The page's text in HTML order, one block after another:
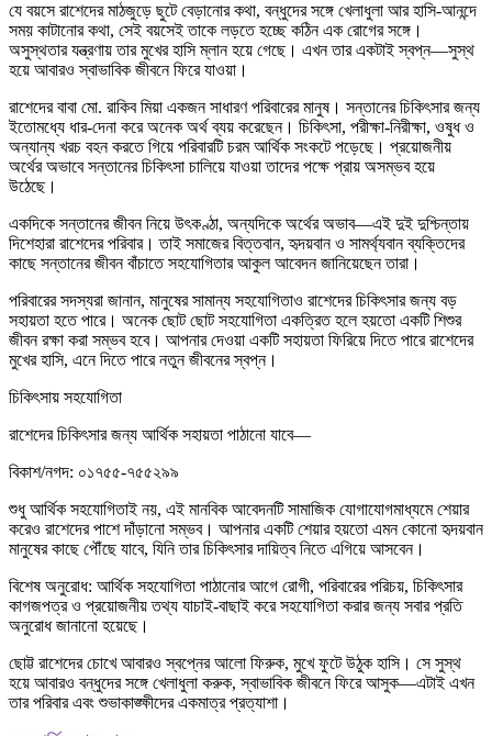
যে বয়সে রাশেদের মাঠজুড়ে ছুটে বেড়ানোর কথা, বন্ধুদের সঙ্গে খেলাধুলা আর হাসি-আনন্দে
সময় কাটানোর কথা, সেই বয়সেই তাকে লড়তে হচ্ছে কঠিন এক রোগের সঙ্গে।
অসুস্থতার যন্ত্রণায় তার মুখের হাসি ম্লান হয়ে গেছে। এখন তার একটাই স্বপ্ন—সুস্থ
হয়ে আবারও স্বাভাবিক জীবনে ফিরে যাওয়া।
রাশেদের বাবা মো. রাকিব মিয়া একজন সাধারণ পরিবারের মানুষ। সন্তানের চিকিৎসার জন্য
ইতোমধ্যে ধার-দেনা করে অনেক অর্থ ব্যয় করেছেন। চিকিৎসা, পরীক্ষা-নিরীক্ষা, ওষুধ ও
অন্যান্য খরচ বহন করতে গিয়ে পরিবারটি চরম আর্থিক সংকটে পড়েছে। প্রয়োজনীয়
অর্থের অভাবে সন্তানের চিকিৎসা চালিয়ে যাওয়া তাদের পক্ষে প্রায় অসম্ভব হয়ে
উঠেছে।
একদিকে সন্তানের জীবন নিয়ে উৎকণ্ঠা, অন্যদিকে অর্থের অভাব—এই দুই দুশ্চিন্তায়
দিশেহারা রাশেদের পরিবার। তাই সমাজের বিত্তবান, হৃদয়বান ও সামর্থ্যবান ব্যক্তিদের
কাছে সন্তানের জীবন বাঁচাতে সহযোগিতার আকুল আবেদন জানিয়েছেন তারা।
পরিবারের সদস্যরা জানান, মানুষের সামান্য সহযোগিতাও রাশেদের চিকিৎসার জন্য বড়
সহায়তা হতে পারে। অনেক ছোট ছোট সহযোগিতা একত্রিত হলে হয়তো একটি শিশুর
জীবন রক্ষা করা সম্ভব হবে। আপনার দেওয়া একটি সহায়তা ফিরিয়ে দিতে পারে রাশেদের
মুখের হাসি, এনে দিতে পারে নতুন জীবনের স্বপ্ন।
চিকিৎসায় সহযোগিতা
রাশেদের চিকিৎসার জন্য আর্থিক সহায়তা পাঠানো যাবে—
বিকাশ/নগদ: ০১৭৫৫-৭৫৫২৯৯
শুধু আর্থিক সহযোগিতাই নয়, এই মানবিক আবেদনটি সামাজিক যোগাযোগমাধ্যমে শেয়ার
করেও রাশেদের পাশে দাঁড়ানো সম্ভব। আপনার একটি শেয়ার হয়তো এমন কোনো হৃদয়বান
মানুষের কাছে পৌঁছে যাবে, যিনি তার চিকিৎসার দায়িত্ব নিতে এগিয়ে আসবেন।
বিশেষ অনুরোধ: আর্থিক সহযোগিতা পাঠানোর আগে রোগী, পরিবারের পরিচয়, চিকিৎসার
কাগজপত্র ও প্রয়োজনীয় তথ্য যাচাই-বাছাই করে সহযোগিতা করার জন্য সবার প্রতি
অনুরোধ জানানো হয়েছে।
ছোট্ট রাশেদের চোখে আবারও স্বপ্নের আলো ফিরুক, মুখে ফুটে উঠুক হাসি। সে সুস্থ
হয়ে আবারও বন্ধুদের সঙ্গে খেলাধুলা করুক, স্বাভাবিক জীবনে ফিরে আসুক—এটাই এখন
তার পরিবার এবং শুভাকাঙ্ক্ষীদের একমাত্র প্রত্যাশা।